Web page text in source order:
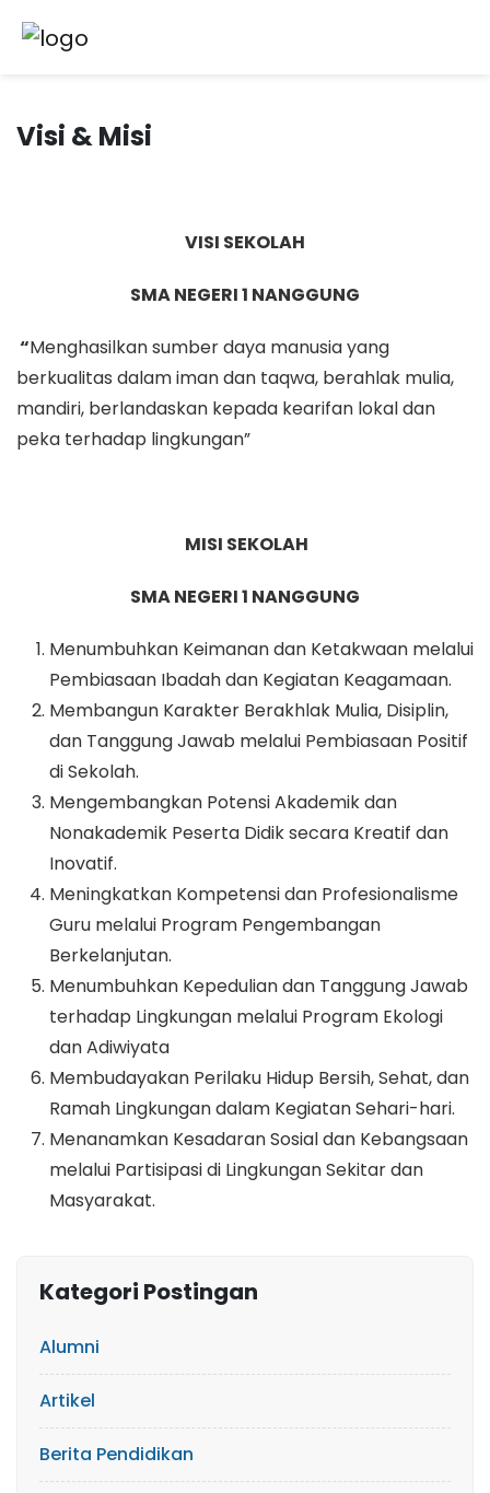
Visi & Misi
VISI SEKOLAH
SMA NEGERI 1 NANGGUNG
“Menghasilkan sumber daya manusia yang
berkualitas dalam iman dan taqwa, berahlak mulia,
mandiri, berlandaskan kepada kearifan lokal dan
peka terhadap lingkungan”
MISI SEKOLAH
SMA NEGERI 1 NANGGUNG
Menumbuhkan Keimanan dan Ketakwaan melalui
Pembiasaan Ibadah dan Kegiatan Keagamaan.
Membangun Karakter Berakhlak Mulia, Disiplin,
dan Tanggung Jawab melalui Pembiasaan Positif
di Sekolah.
Mengembangkan Potensi Akademik dan
Nonakademik Peserta Didik secara Kreatif dan
Inovatif.
Meningkatkan Kompetensi dan Profesionalisme
Guru melalui Program Pengembangan
Berkelanjutan.
Menumbuhkan Kepedulian dan Tanggung Jawab
terhadap Lingkungan melalui Program Ekologi
dan Adiwiyata
Membudayakan Perilaku Hidup Bersih, Sehat, dan
Ramah Lingkungan dalam Kegiatan Sehari-hari.
Menanamkan Kesadaran Sosial dan Kebangsaan
melalui Partisipasi di Lingkungan Sekitar dan
Masyarakat.
Kategori Postingan
Alumni
Artikel
Berita Pendidikan